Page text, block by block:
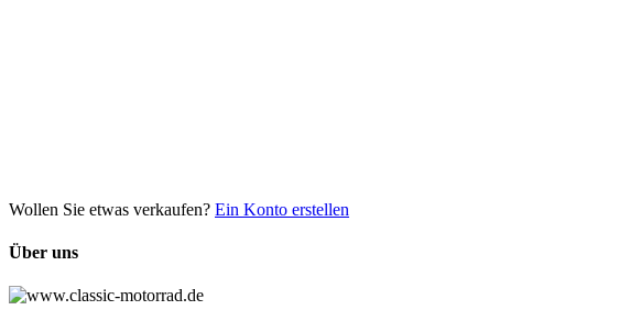
Wollen Sie etwas verkaufen? Ein Konto erstellen
Über uns